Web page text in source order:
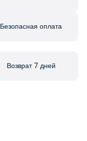
Безопасная оплата
Возврат 7 дней